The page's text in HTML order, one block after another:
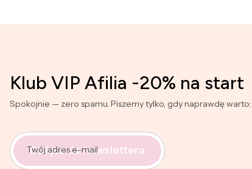
Klub VIP Afilia -20% na start
Spokojnie — zero spamu. Piszemy tylko, gdy naprawdę
Twój adres e-mail
Dołącz do newslettera